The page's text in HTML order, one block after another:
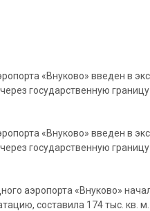
«Внуково» введен в
государственную
«Внуково» введен в
государственную
аэропорта «Внуково»
составила 174 тыс. кв.